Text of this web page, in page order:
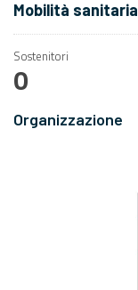
Mobilità sanitaria
Sostenitori
0
Organizzazione